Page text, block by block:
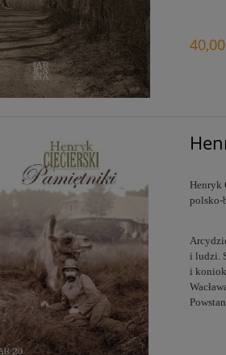
40,00
Henryk
polsko-
i ludzi.
i